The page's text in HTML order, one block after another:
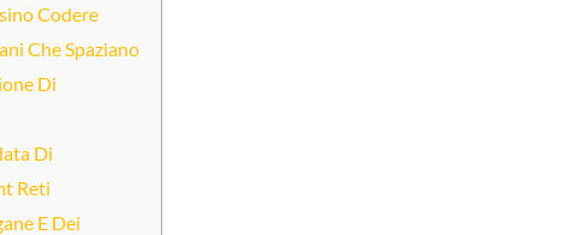
Codere
Che Spaziano
Di
Di
Reti
E Dei